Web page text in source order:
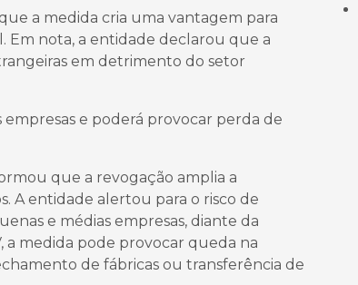
a medida cria uma vantagem para
Em nota, a entidade declarou que a
em detrimento do setor
e poderá provocar perda de
que a revogação amplia a
A entidade alertou para o risco de
e médias empresas, diante da
a medida pode provocar queda na
de fábricas ou transferência de